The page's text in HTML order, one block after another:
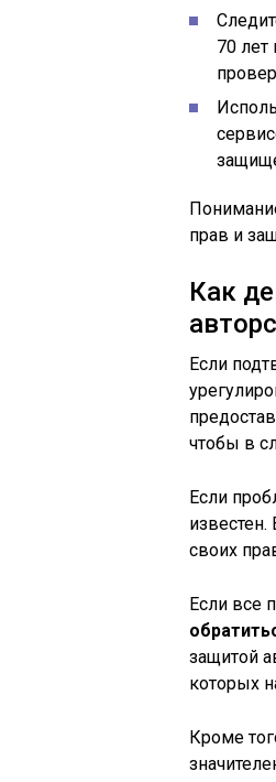
70
прав и
Как
Если
чтобы в
Если
своих
Если все
защитой
которых
Кроме